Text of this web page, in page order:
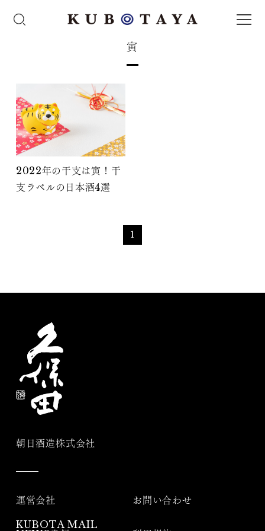
寅
2022年の干支は寅！干
支ラベルの日本酒4選
1
朝日酒造株式会社
運営会社 お問い合わせ
KUBOTA MAIL